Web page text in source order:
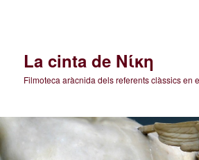
La cinta de Νίκη
Filmoteca aràcnida dels referents clàssics en